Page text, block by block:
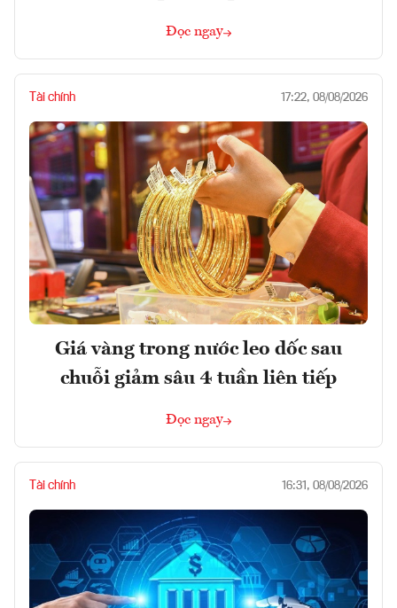
Đọc ngay
Tài chính 17:22, 08/08/2026
Giá vàng trong nước leo dốc sau
chuỗi giảm sâu 4 tuần liên tiếp
Đọc ngay
Tài chính 16:31, 08/08/2026